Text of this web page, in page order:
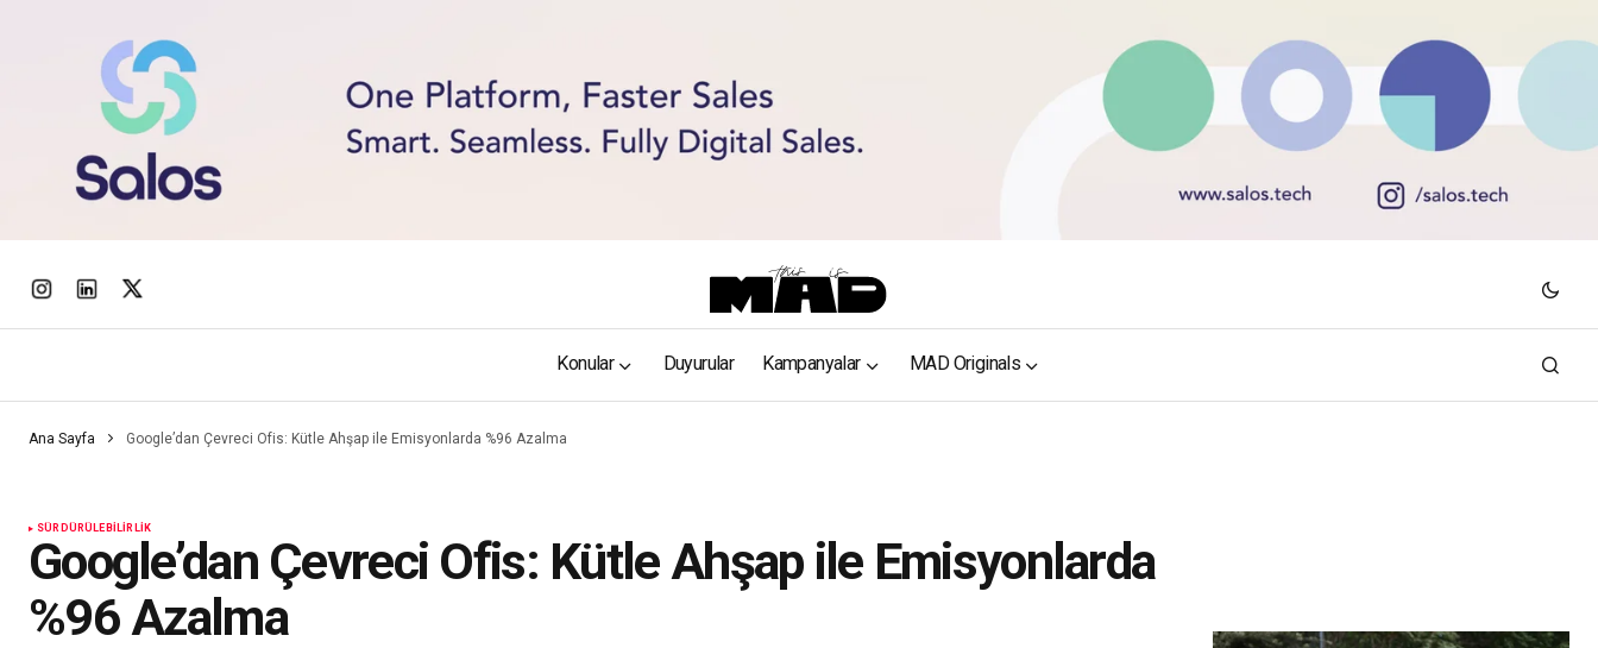
Konular Duyurular Kampanyalar MAD Originals
Ana Sayfa Google’dan Çevreci Ofis: Kütle Ahşap ile Emisyonlarda %96 Azalma
SÜRDÜRÜLEBILIRLIK
Google’dan Çevreci Ofis: Kütle Ahşap ile Emisyonlarda
%96 Azalma